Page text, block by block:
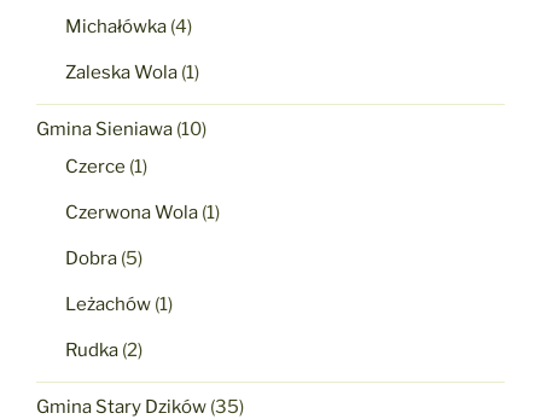
Michałówka (4)
Zaleska Wola (1)
Gmina Sieniawa (10)
Czerce (1)
Czerwona Wola (1)
Dobra (5)
Leżachów (1)
Rudka (2)
Gmina Stary Dzików (35)